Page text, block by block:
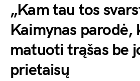
„Kam tau tos
Kaimynas parodė,
matuoti trąšas be
prietaisų